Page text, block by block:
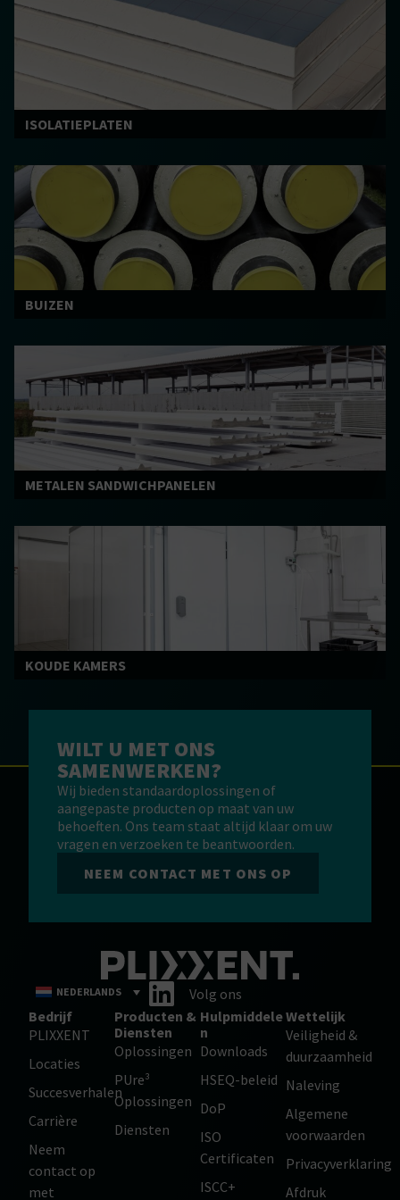
ISOLATIEPLATEN
BUIZEN
METALEN SANDWICHPANELEN
KOUDE KAMERS
WILT U MET ONS
SAMENWERKEN?
Wij bieden standaardoplossingen of
aangepaste producten op maat van uw
behoeften. Ons team staat altijd klaar om uw
vragen en verzoeken te beantwoorden.
NEEM CONTACT MET ONS OP
NEDERLANDS
Volg ons
Bedrijf
PLIXXENT
Locaties
Succesverhalen
Carrière
Neem
contact op
met
Producten &
Diensten
Oplossingen
PUre³
Oplossingen
Diensten
Hulpmiddele
n
Downloads
HSEQ-beleid
DoP
ISO
Certificaten
ISCC+
Wettelijk
Veiligheid &
duurzaamheid
Naleving
Algemene
voorwaarden
Privacyverklaring
Afdruk